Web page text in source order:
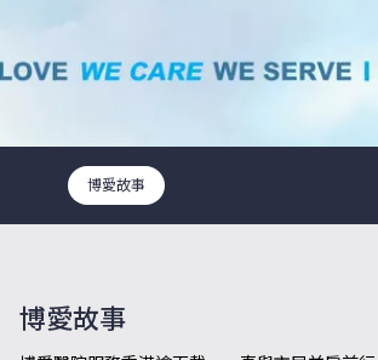
博愛故事
博愛故事